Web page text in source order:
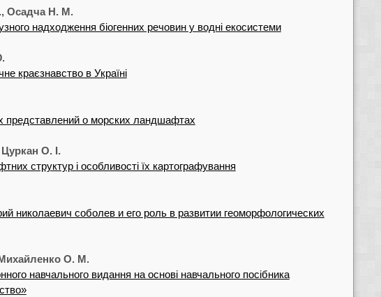
Осадча Н. М.
надходження біогенних речовин у водні екосистеми
краєзнавство в Україні
представлений о морских ландшафтах
О. І.
структур і особливості їх картографування
николаевич соболев и его роль в развитии геоморфологических
О. М.
навчального видання на основі навчального посібника